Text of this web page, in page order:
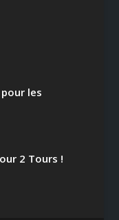
les
2 Tours !